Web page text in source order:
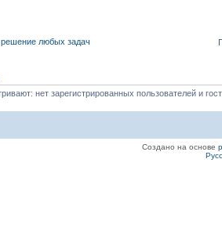
любых задач
нет зарегистрированных пользователей и
Создано на основе